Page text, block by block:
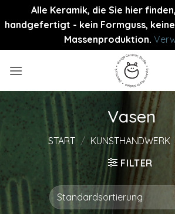
Alle Keramik, die Sie hier
handgefertigt - kein Formguss,
Massenproduktion.
Inhalt
Vasen
START / KUNSTHANDWERK
FILTER